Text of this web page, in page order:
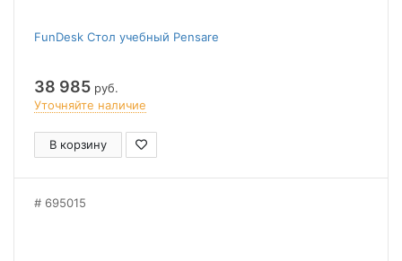
FunDesk Стол учебный Pensare
38 985 руб.
Уточняйте наличие
В корзину
695015